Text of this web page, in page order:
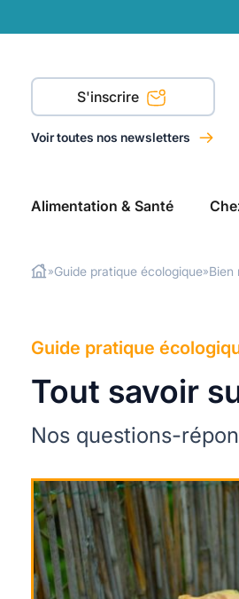
S'inscrire
Voir toutes nos newsletters
Alimentation & Santé
»Guide pratique écologique»Bien
Guide pratique
Tout savoir
Nos questions-